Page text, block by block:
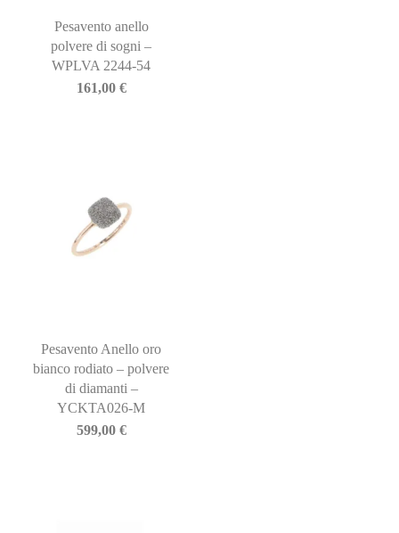
Pesavento anello
polvere di sogni –
WPLVA 2244-54
161,00 €
Pesavento Anello oro
bianco rodiato – polvere
di diamanti –
YCKTA026-M
599,00 €